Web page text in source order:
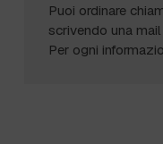
Puoi ordinare
scrivendo una
Per ogni